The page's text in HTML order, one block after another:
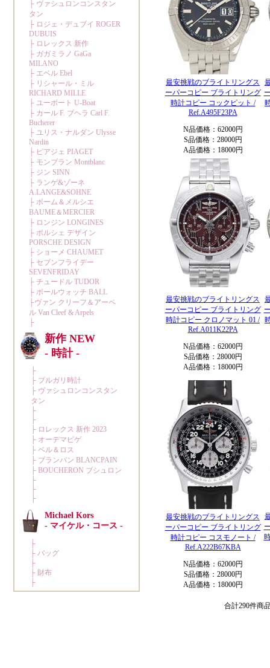
最安挑戦のブライトリングス
ーパーコピー ブライトリング
時計コピー コックピット /
Ref.A495F23PA
N品価格：62000円
S品価格：28000円
A品価格：18000円
最安挑戦のブライトリングス
ーパーコピー ブライトリング
時計コピー クロノマット 01 /
Ref.A011K22PA
N品価格：62000円
S品価格：28000円
A品価格：18000円
最安挑戦のブライトリングス
ーパーコピー ブライトリング
時計コピー コスモノート /
Ref.A222B67KBA
N品価格：62000円
S品価格：28000円
A品価格：18000円
合計290件商